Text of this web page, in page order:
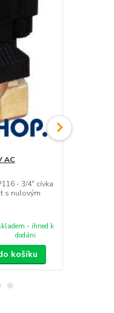
AC
- 3/4" cívka
s nulovým
- ihned k
dodáni
košíku